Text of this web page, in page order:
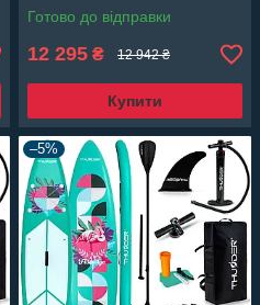
Готово до відправки
12 295 ₴ 12 942 ₴
Купити
–5%